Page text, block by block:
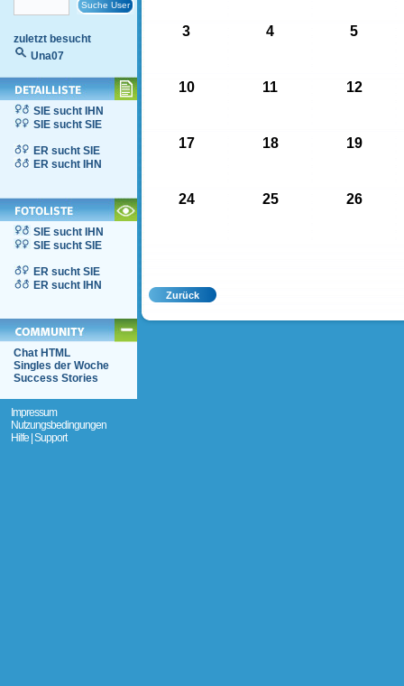
zuletzt besucht
Una07
SIE sucht IHN
SIE sucht SIE
ER sucht SIE
ER sucht IHN
SIE sucht IHN
SIE sucht SIE
ER sucht SIE
ER sucht IHN
Chat HTML
Singles der Woche
Success Stories
Impressum
Nutzungsbedingungen
Hilfe | Support
3 4 5
10 11 12
17 18 19
24 25 26